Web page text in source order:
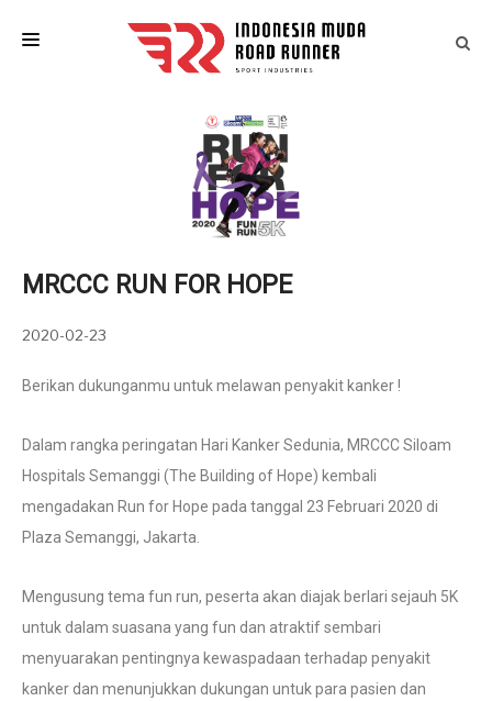
EVENT CALENDAR
MRCCC RUN FOR HOPE
2020-02-23
Berikan dukunganmu untuk melawan penyakit kanker !
Dalam rangka peringatan Hari Kanker Sedunia, MRCCC Siloam
Hospitals Semanggi (The Building of Hope) kembali
mengadakan Run for Hope pada tanggal 23 Februari 2020 di
Plaza Semanggi, Jakarta.
Mengusung tema fun run, peserta akan diajak berlari sejauh 5K
untuk dalam suasana yang fun dan atraktif sembari
menyuarakan pentingnya kewaspadaan terhadap penyakit
kanker dan menunjukkan dukungan untuk para pasien dan